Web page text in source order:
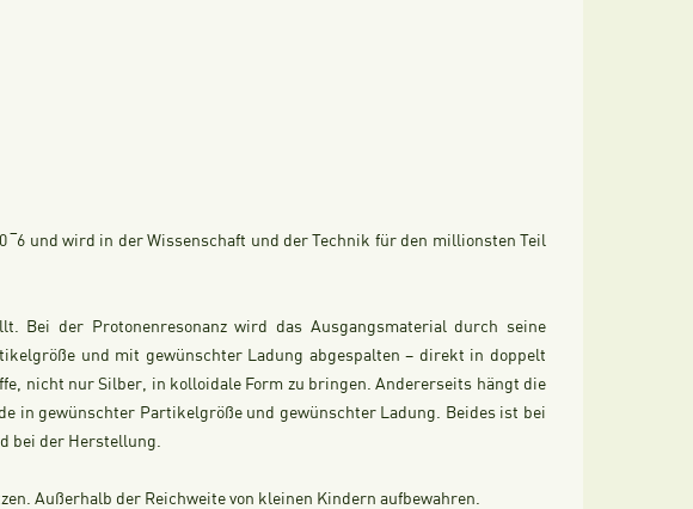
und wird in der Wissenschaft und der Technik für den millionsten Teil
Bei der Protonenresonanz wird das Ausgangsmaterial durch seine
und mit gewünschter Ladung abgespalten – direkt in doppelt
nicht nur Silber, in kolloidale Form zu bringen. Andererseits hängt die
in gewünschter Partikelgröße und gewünschter Ladung. Beides ist bei
bei der Herstellung.
Außerhalb der Reichweite von kleinen Kindern aufbewahren.